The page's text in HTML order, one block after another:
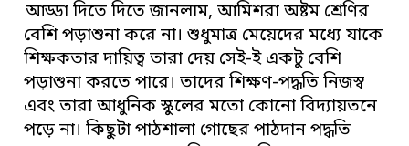
আড্ডা দিতে দিতে জানলাম, আমিশরা অষ্টম শ্রেণির
বেশি পড়াশুনা করে না। শুধুমাত্র মেয়েদের মধ্যে যাকে
শিক্ষকতার দায়িত্ব তারা দেয় সেই-ই একটু বেশি
পড়াশুনা করতে পারে। তাদের শিক্ষণ-পদ্ধতি নিজস্ব
এবং তারা আধুনিক স্কুলের মতো কোনো বিদ্যায়তনে
পড়ে না। কিছুটা পাঠশালা গোছের পাঠদান পদ্ধতি